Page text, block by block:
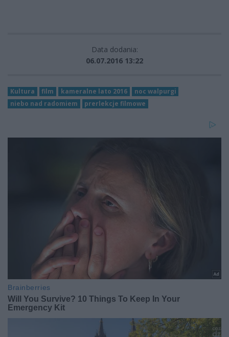
Data dodania:
06.07.2016 13:22
Kultura film kameralne lato 2016
noc walpurgi
niebo nad radomiem
prerlekcje filmowe